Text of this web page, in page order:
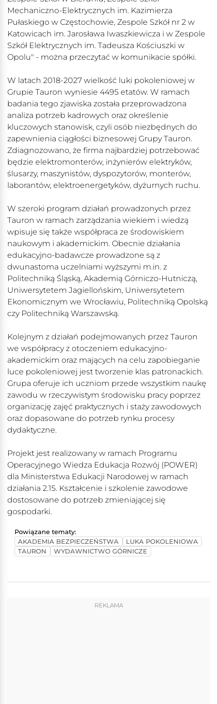
Mechaniczno-Elektrycznych im. Kazimierza
Pułaskiego w Częstochowie, Zespole Szkół nr 2 w
Katowicach im. Jarosława Iwaszkiewicza i w Zespole
Szkół Elektrycznych im. Tadeusza Kościuszki w
Opolu" - można przeczytać w komunikacie spółki.
W latach 2018-2027 wielkość luki pokoleniowej w
Grupie Tauron wyniesie 4495 etatów. W ramach
badania tego zjawiska została przeprowadzona
analiza potrzeb kadrowych oraz określenie
kluczowych stanowisk, czyli osób niezbędnych do
zapewnienia ciągłości biznesowej Grupy Tauron.
Zdiagnozowano, że firma najbardziej potrzebować
będzie elektromonterów, inżynierów elektryków,
ślusarzy, maszynistów, dyspozytorów, monterów,
laborantów, elektroenergetyków, dyżurnych ruchu.
W szeroki program działań prowadzonych przez
Tauron w ramach zarządzania wiekiem i wiedzą
wpisuje się także współpraca ze środowiskiem
naukowym i akademickim. Obecnie działania
edukacyjno-badawcze prowadzone są z
dwunastoma uczelniami wyższymi m.in. z
Politechniką Śląską, Akademią Górniczo-Hutniczą,
Uniwersytetem Jagiellońskim, Uniwersytetem
Ekonomicznym we Wrocławiu, Politechniką Opolską
czy Politechniką Warszawską.
Kolejnym z działań podejmowanych przez Tauron
we współpracy z otoczeniem edukacyjno-
akademickim oraz mających na celu zapobieganie
luce pokoleniowej jest tworzenie klas patronackich.
Grupa oferuje ich uczniom przede wszystkim naukę
zawodu w rzeczywistym środowisku pracy poprzez
organizację zajęć praktycznych i staży zawodowych
oraz dopasowane do potrzeb rynku procesy
dydaktyczne.
Projekt jest realizowany w ramach Programu
Operacyjnego Wiedza Edukacja Rozwój (POWER)
dla Ministerstwa Edukacji Narodowej w ramach
działania 2.15. Kształcenie i szkolenie zawodowe
dostosowane do potrzeb zmieniającej się
gospodarki.
Powiązane tematy:
AKADEMIA BEZPIECZEŃSTWA
LUKA POKOLENIOWA
TAURON
WYDAWNICTWO GÓRNICZE
REKLAMA